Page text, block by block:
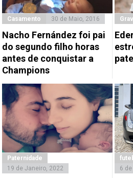
Casamento 30 de Maio, 2016
Nacho Fernández foi pai
do segundo filho horas
antes de conquistar a
Champions
Paternidade
19 de Janeiro, 2022
6